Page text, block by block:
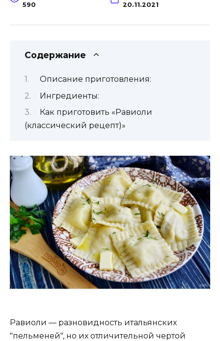
590 20.11.2021
Содержание
Описание приготовления:
Ингредиенты:
Как приготовить «Равиоли
(классический рецепт)»
Равиоли — разновидность итальянских
"пельменей", но их отличительной чертой